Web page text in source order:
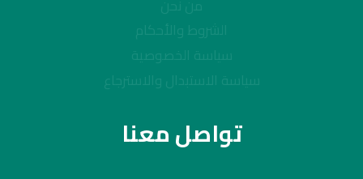
من نحن
الشروط والأحكام
سياسة الخصوصية
سياسة الاستبدال والاسترجاع
تواصل معنا